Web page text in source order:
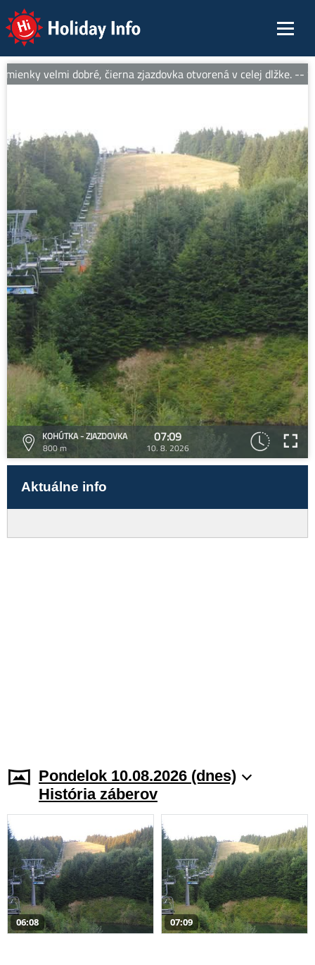
Holiday Info
velmi dobré, čierna zjazdovka otvorená v celej dlžke. --
KOHÚTKA - ZJAZDOVKA
800 m
07:09
10. 8. 2026
Aktuálne info
Pondelok 10.08.2026 (dnes)
História záberov
06:08 07:09